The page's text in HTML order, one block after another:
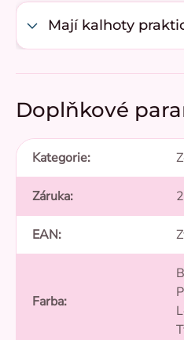
Mají kalhoty
Doplňkové
Kategorie:
Záruka:
EAN:
Farba: